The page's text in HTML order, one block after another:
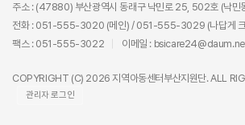
주소 : (47880) 부산광역시 동래구 낙민로 25, 502호 (낙민
전화 : 051-555-3020 (메인) / 051-555-3029 (나답게 크
팩스 : 051-555-3022
이메일 :
COPYRIGHT (C) 2026 지역아동센터부산지원단. ALL
관리자 로그인